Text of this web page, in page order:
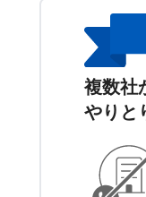
複数社
やりと